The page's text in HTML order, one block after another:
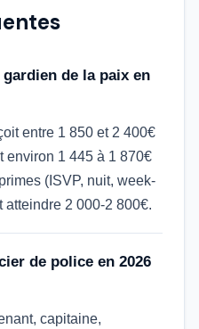
de la paix en
entre 1 850 et 2 400€
environ 1 445 à 1 870€
(ISVP, nuit, week-
atteindre 2 000-2 800€.
de police en 2026
capitaine,